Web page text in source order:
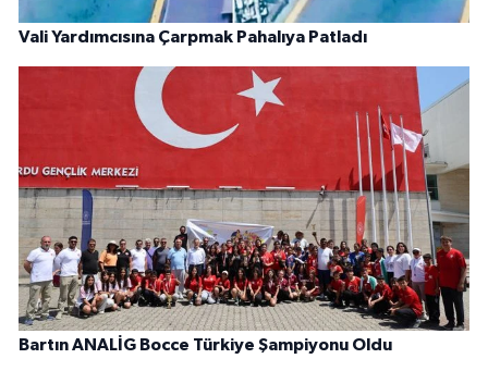
Vali Yardımcısına Çarpmak Pahalıya Patladı
Bartın ANALİG Bocce Türkiye Şampiyonu Oldu